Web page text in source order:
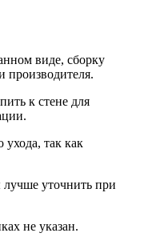
виде, сборку
производителя.
к стене для
так как
уточнить при
не указан.